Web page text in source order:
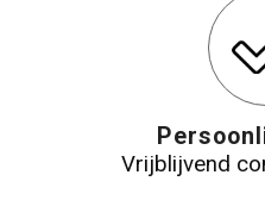
Vrijblijvend